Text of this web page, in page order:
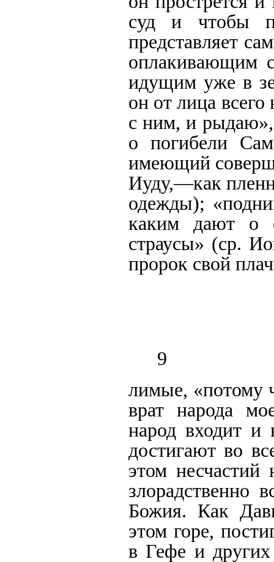
суд и чтобы
представляет
оплакивающим
идущим уже в
он от лица всего
с ним, и рыдаю»,
о погибели
имеющий
Иуду,—как
одежды);
каким дают о
страусы» (ср.
пророк свой
9
лимые, «потому
врат народа
народ входит и
достигают во
этом
злорадственно
Божия. Как
этом горе,
в Гефе и